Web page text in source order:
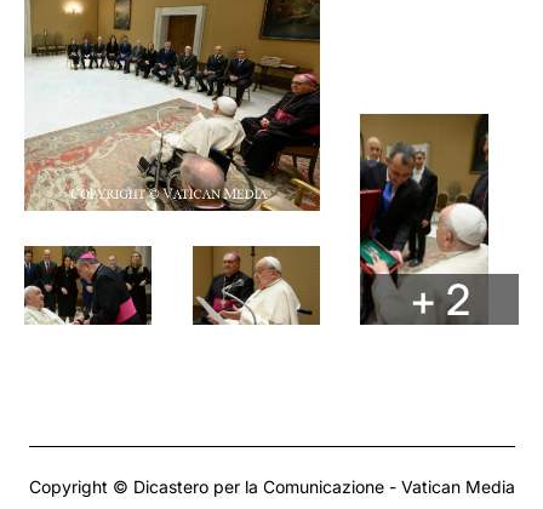
+ 2
Copyright © Dicastero per la Comunicazione - Vatican Media